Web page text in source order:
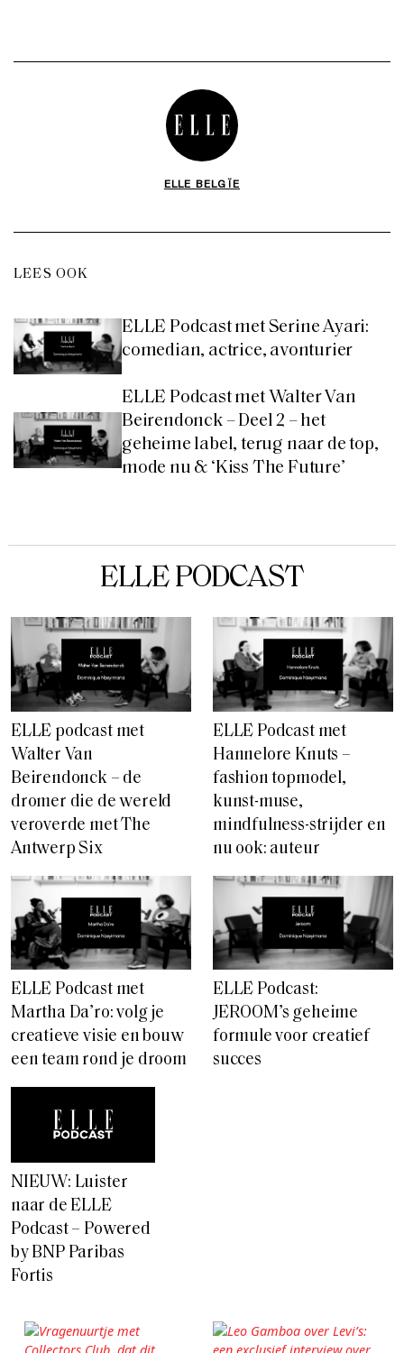
ELLE BELGÏE
LEES OOK
ELLE Podcast met Serine Ayari:
comedian, actrice, avonturier
ELLE Podcast met Walter Van
Beirendonck – Deel 2 – het
geheime label, terug naar de top,
mode nu & ‘Kiss The Future’
ELLE PODCAST
ELLE podcast met
Walter Van
Beirendonck – de
dromer die de wereld
veroverde met The
Antwerp Six
ELLE Podcast met
Hannelore Knuts –
fashion topmodel,
kunst-muse,
mindfulness-strijder en
nu ook: auteur
ELLE Podcast met
Martha Da’ro: volg je
creatieve visie en bouw
een team rond je droom
ELLE Podcast:
JEROOM’s geheime
formule voor creatief
succes
NIEUW: Luister
naar de ELLE
Podcast – Powered
by BNP Paribas
Fortis